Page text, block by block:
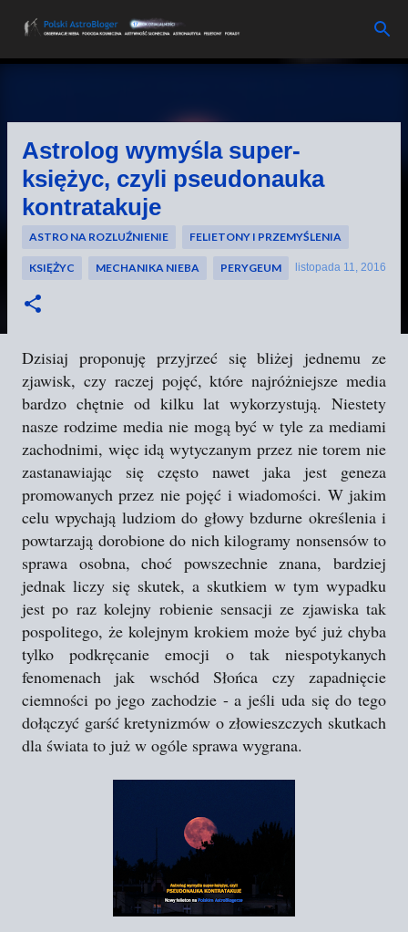
Przejdź do głównej zawartości
Astrolog wymyśla super-
księżyc, czyli pseudonauka
kontratakuje
ASTRO NA ROZLUŹNIENIE FELIETONY I PRZEMYŚLENIA
KSIĘŻYC MECHANIKA NIEBA PERYGEUM listopada 11, 2016
Dzisiaj proponuję przyjrzeć się bliżej jednemu ze
zjawisk, czy raczej pojęć, które najróżniejsze media
bardzo chętnie od kilku lat wykorzystują. Niestety
nasze rodzime media nie mogą być w tyle za mediami
zachodnimi, więc idą wytyczanym przez nie torem nie
zastanawiając się często nawet jaka jest geneza
promowanych przez nie pojęć i wiadomości. W jakim
celu wpychają ludziom do głowy bzdurne określenia i
powtarzają dorobione do nich kilogramy nonsensów to
sprawa osobna, choć powszechnie znana, bardziej
jednak liczy się skutek, a skutkiem w tym wypadku
jest po raz kolejny robienie sensacji ze zjawiska tak
pospolitego, że kolejnym krokiem może być już chyba
tylko podkręcanie emocji o tak niespotykanych
fenomenach jak wschód Słońca czy zapadnięcie
ciemności po jego zachodzie - a jeśli uda się do tego
dołączyć garść kretynizmów o złowieszczych skutkach
dla świata to już w ogóle sprawa wygrana.